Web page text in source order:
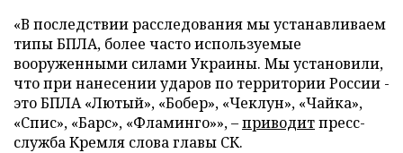
«В последствии расследования мы устанавливаем
типы БПЛА, более часто используемые
вооруженными силами Украины. Мы установили,
что при нанесении ударов по территории России -
это БПЛА «Лютый», «Бобер», «Чеклун», «Чайка»,
«Спис», «Барс», «Фламинго»», –приводитпресс-
служба Кремля слова главы СК.